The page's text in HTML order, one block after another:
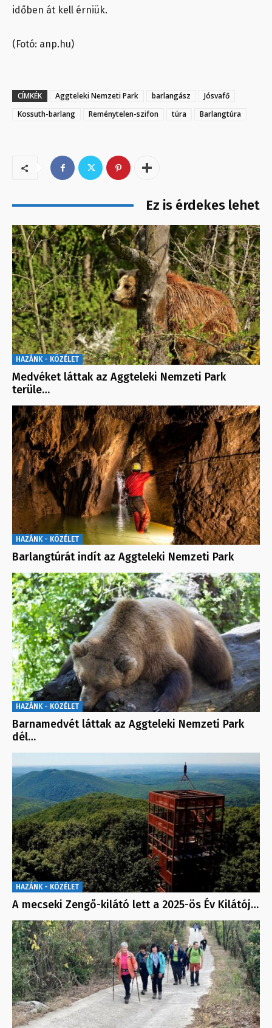
időben át kell érniük.
(Fotó: anp.hu)
CÍMKÉK Aggteleki Nemzeti Park barlangász
Jósvafő
Kossuth-barlang
Reménytelen-szifon túra Barlangtúra
Ez is érdekes lehet
HAZÁNK - KÖZÉLET
Medvéket láttak az Aggteleki Nemzeti Park
terüle…
HAZÁNK - KÖZÉLET
Barlangtúrát indít az Aggteleki Nemzeti Park
HAZÁNK - KÖZÉLET
Barnamedvét láttak az Aggteleki Nemzeti Park
dél…
HAZÁNK - KÖZÉLET
A mecseki Zengő-kilátó lett a 2025-ös Év Kilátój…